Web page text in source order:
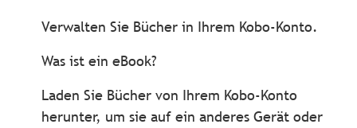
Verwalten Sie Bücher in Ihrem Kobo-Konto.
Was ist ein eBook?
Laden Sie Bücher von Ihrem Kobo-Konto
herunter, um sie auf ein anderes Gerät oder